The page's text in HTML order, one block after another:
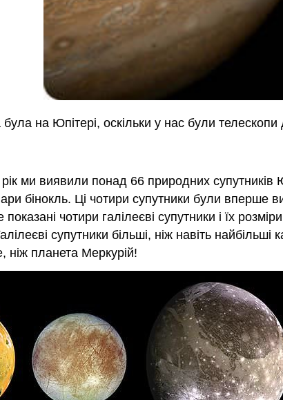
на Юпітері, оскільки у нас були
ми виявили понад 66 природних супутників
бінокль. Ці чотири супутники були вперше
чотири галілеєві супутники і їх
супутники більші, ніж навіть
ніж планета Меркурій!